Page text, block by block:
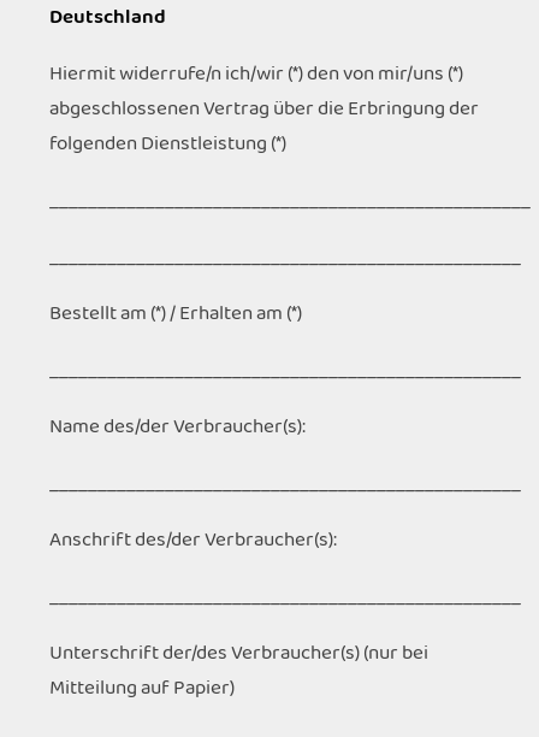
Deutschland
Hiermit widerrufe/n ich/wir (*) den von mir/uns (*)
abgeschlossenen Vertrag über die Erbringung der
folgenden Dienstleistung (*)
__________________________________________________
_________________________________________________
Bestellt am (*) / Erhalten am (*)
_________________________________________________
Name des/der Verbraucher(s):
_________________________________________________
Anschrift des/der Verbraucher(s):
_________________________________________________
Unterschrift der/des Verbraucher(s) (nur bei
Mitteilung auf Papier)